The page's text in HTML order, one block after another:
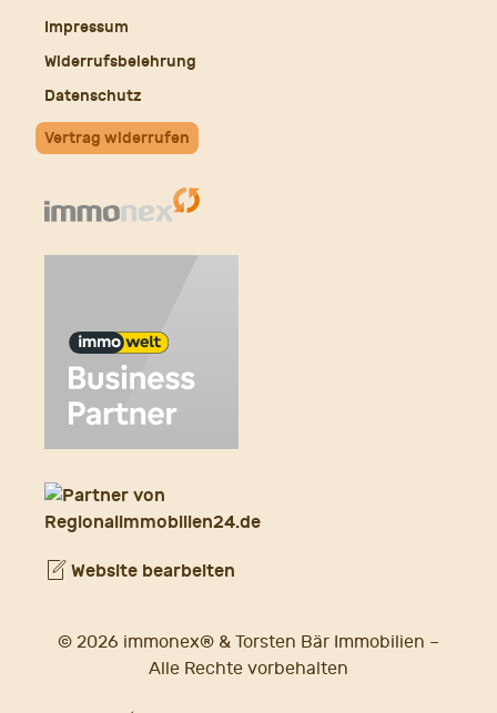
Impressum
Widerrufsbelehrung
Datenschutz
Vertrag widerrufen
Website bearbeiten
© 2026 immonex® & Torsten Bär Immobilien –
Alle Rechte vorbehalten